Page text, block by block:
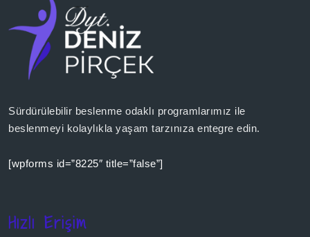
Sürdürülebilir beslenme odaklı programlarımız ile
beslenmeyi kolaylıkla yaşam tarzınıza entegre edin.
[wpforms id=”8225″ title=”false”]
Hızlı Erişim